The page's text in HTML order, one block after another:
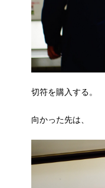
切符を購入する。
向かった先は、